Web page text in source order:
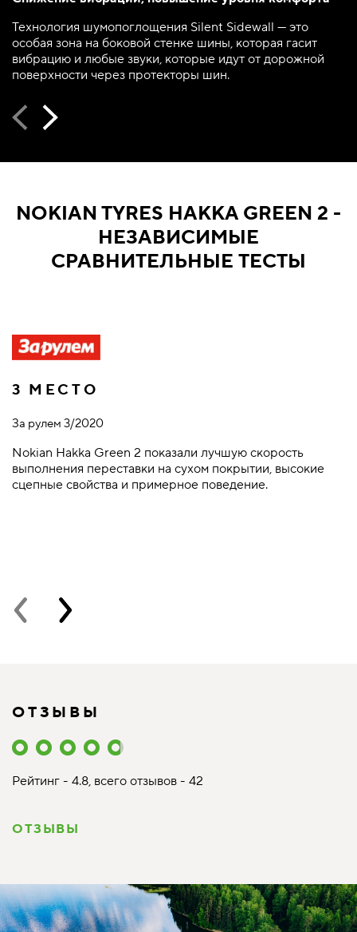
Технология шумопоглощения Silent Sidewall — это
особая зона на боковой стенке шины, которая гасит
вибрацию и любые звуки, которые идут от дорожной
поверхности через протекторы шин.
NOKIAN TYRES HAKKA GREEN 2 -
НЕЗАВИСИМЫЕ
СРАВНИТЕЛЬНЫЕ ТЕСТЫ
3 МЕСТО
За рулем 3/2020
Nokian Hakka Green 2 показали лучшую скорость
выполнения переставки на сухом покрытии, высокие
сцепные свойства и примерное поведение.
ОТЗЫВЫ
Рейтинг - 4.8, всего отзывов - 42
ОТЗЫВЫ